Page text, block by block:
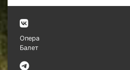
Опера
Балет